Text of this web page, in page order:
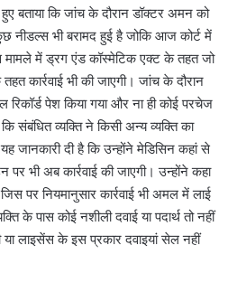
बताया कि जांच के दौरान डॉक्टर अमन को
नीडल्स भी बरामद हुई है जोकि आज कोर्ट में
मामले में ड्रग एंड कॉस्मेटिक एक्ट के तहत जो
कार्रवाई भी की जाएगी। जांच के दौरान
रिकॉर्ड पेश किया गया और ना ही कोई परचेज
संबंधित व्यक्ति ने किसी अन्य व्यक्ति का
जानकारी दी है कि उन्होंने मेडिसिन कहां से
भी अब कार्रवाई की जाएगी। उन्होंने कहा
पर नियमानुसार कार्रवाई भी अमल में लाई
के पास कोई नशीली दवाई या पदार्थ तो नहीं
या लाइसेंस के इस प्रकार दवाइयां सेल नहीं